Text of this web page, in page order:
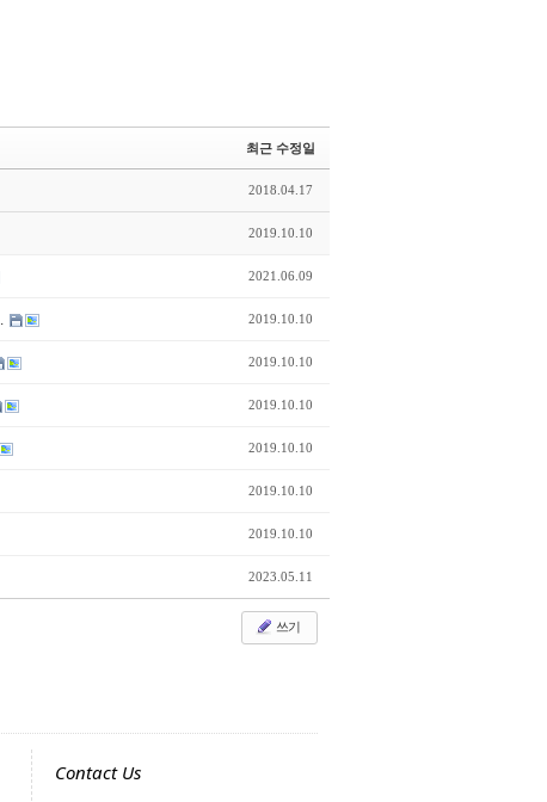
최근 수정일
2018.04.17
2019.10.10
2021.06.09
2019.10.10
2019.10.10
2019.10.10
2019.10.10
2019.10.10
2019.10.10
2023.05.11
쓰기
Contact Us